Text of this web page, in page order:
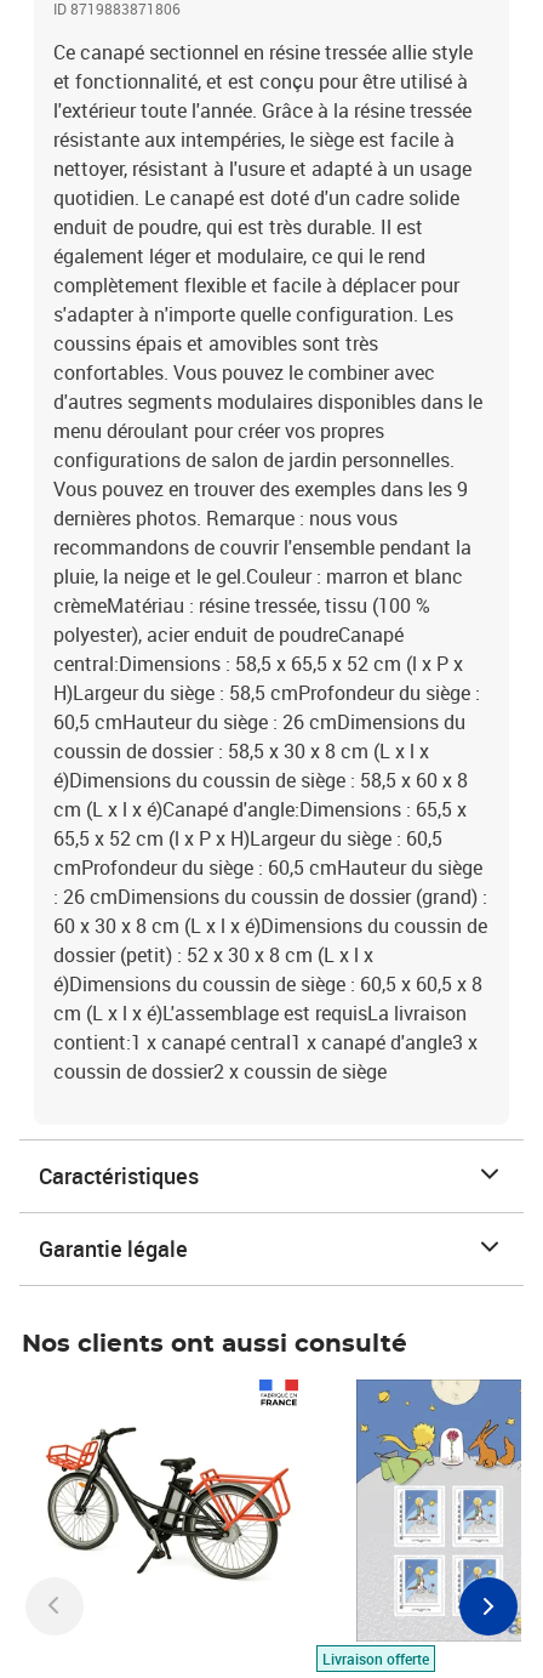
blanc crèmeMatériau : résine tressée, tissu (100 % polyester), acier
enduit de poudreCanapé central:Dimensions : 58,5 x 65,5 x 52 cm
(l x P x H)Largeur du siège : 58,5 cmProfondeur du siège : 60,5
cmHauteur du siège : 26 cmDimensions du coussin de dossier :
58,5 x 30 x 8 cm (L x l x é)Dimensions du coussin de siège : 58,5 x
60 x 8 cm (L x l x é)Canapé d'angle:Dimensions : 65,5 x 65,5 x 52
cm (l x P x H)Largeur du siège : 60,5 cmProfondeur du siège : 60,5
cmHauteur du siège : 26 cmDimensions du coussin de dossier
(grand) : 60 x 30 x 8 cm (L x l x é)Dimensions du coussin de dossier
(petit) : 52 x 30 x 8 cm (L x l x é)Dimensions du coussin de siège :
60,5 x 60,5 x 8 cm (L x l x é)L'assemblage est requisLa livraison
contient:1 x canapé central1 x canapé d'angle3 x coussin de
dossier2 x coussin de siège
ID 8719883871806
Ce canapé sectionnel en résine tressée allie style
et fonctionnalité, et est conçu pour être utilisé à
l'extérieur toute l'année. Grâce à la résine tressée
résistante aux intempéries, le siège est facile à
nettoyer, résistant à l'usure et adapté à un usage
quotidien. Le canapé est doté d'un cadre solide
enduit de poudre, qui est très durable. Il est
également léger et modulaire, ce qui le rend
complètement flexible et facile à déplacer pour
s'adapter à n'importe quelle configuration. Les
coussins épais et amovibles sont très
confortables. Vous pouvez le combiner avec
d'autres segments modulaires disponibles dans le
menu déroulant pour créer vos propres
configurations de salon de jardin personnelles.
Vous pouvez en trouver des exemples dans les 9
dernières photos. Remarque : nous vous
recommandons de couvrir l'ensemble pendant la
pluie, la neige et le gel.Couleur : marron et blanc
crèmeMatériau : résine tressée, tissu (100 %
polyester), acier enduit de poudreCanapé
central:Dimensions : 58,5 x 65,5 x 52 cm (l x P x
H)Largeur du siège : 58,5 cmProfondeur du siège :
60,5 cmHauteur du siège : 26 cmDimensions du
coussin de dossier : 58,5 x 30 x 8 cm (L x l x
é)Dimensions du coussin de siège : 58,5 x 60 x 8
cm (L x l x é)Canapé d'angle:Dimensions : 65,5 x
65,5 x 52 cm (l x P x H)Largeur du siège : 60,5
cmProfondeur du siège : 60,5 cmHauteur du siège
: 26 cmDimensions du coussin de dossier (grand) :
60 x 30 x 8 cm (L x l x é)Dimensions du coussin de
dossier (petit) : 52 x 30 x 8 cm (L x l x
é)Dimensions du coussin de siège : 60,5 x 60,5 x 8
cm (L x l x é)L'assemblage est requisLa livraison
contient:1 x canapé central1 x canapé d'angle3 x
coussin de dossier2 x coussin de siège
Caractéristiques
Garantie légale
Nos clients ont aussi consulté
Livraison offerte
Prix 7,50€